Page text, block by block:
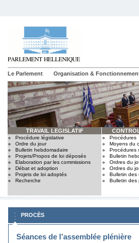
Le Parlement Organisation &
TRAVAIL LEGISLATIF
Procédure législative
Ordre du jour
Bulletin hebdomadaire
Projets/Propos de loi déposés
Elaboration par les commissions
Débat et adoption
Projets de loi adoptés
Recherche
Procédures
Moyens du
Procédures
Bulletin
Ordres du
Ordres du
Bulletin des
Bulletin des
PROCÈS
Séances de l’assemblée plénière